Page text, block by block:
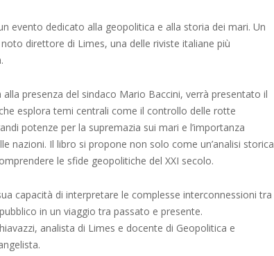
evento dedicato alla geopolitica e alla storia dei mari. Un
direttore di Limes, una delle riviste italiane più
presenza del sindaco Mario Baccini, verrà presentato il
esplora temi centrali come il controllo delle rotte
potenze per la supremazia sui mari e l’importanza
nazioni. Il libro si propone non solo come un’analisi storica
le sfide geopolitiche del XXI secolo.
capacità di interpretare le complesse interconnessioni tra
in un viaggio tra passato e presente.
analista di Limes e docente di Geopolitica e